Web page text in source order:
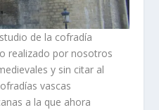
de la cofradí­a
realizado por nosotros
y sin citar al
vascas
a la que ahora